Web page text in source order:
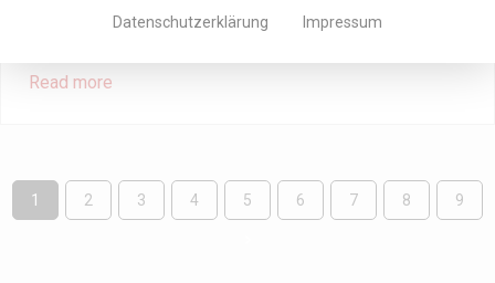
können nicht lügen! Bei uns seid Ihr sicher, eure Kunden
Read more
1 2 3 4 5 6 7 8 9
Datenschutzerklärung Impressum